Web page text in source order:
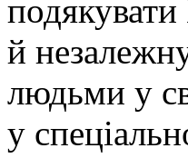
й
людьми у
у